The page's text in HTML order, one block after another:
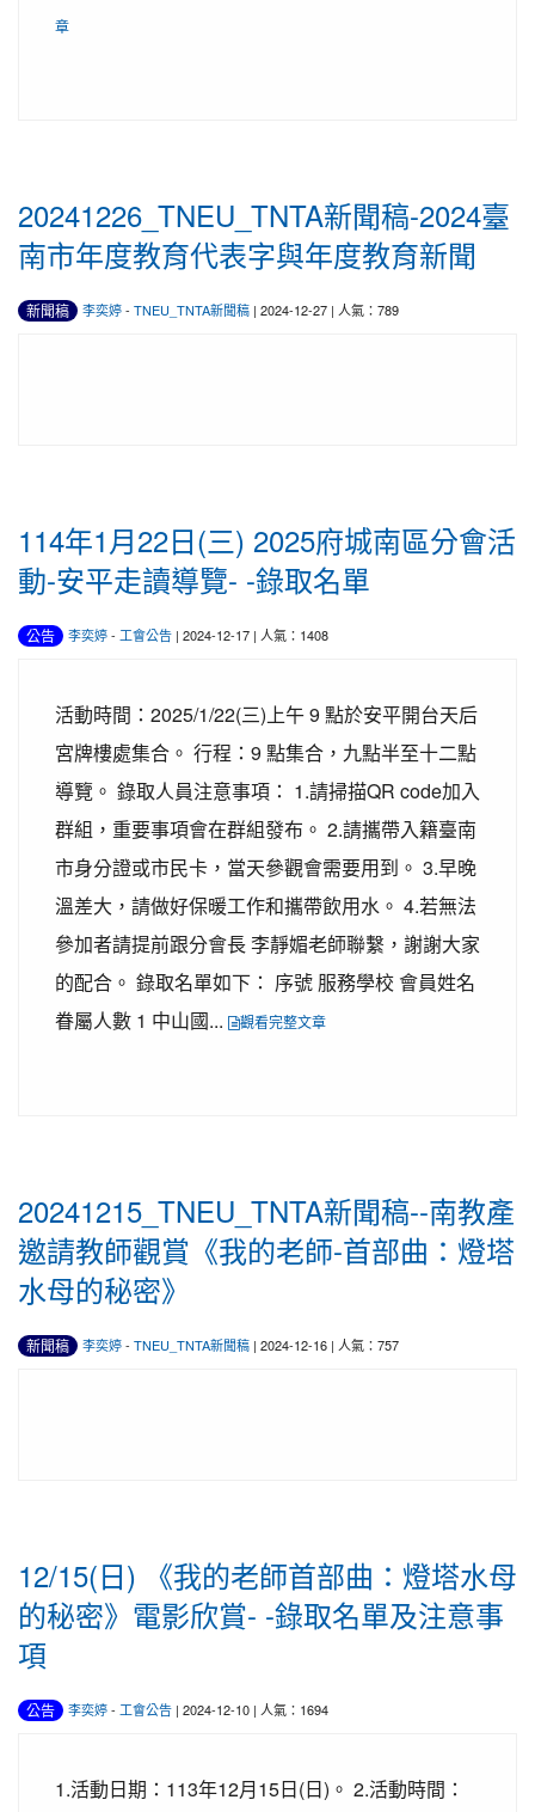
章
20241226_TNEU_TNTA新聞稿-2024臺
南市年度教育代表字與年度教育新聞
新聞稿 李奕婷- TNEU_TNTA新聞稿 | 2024-12-27 | 人氣：789
114年1月22日(三) 2025府城南區分會活
動-安平走讀導覽- -錄取名單
公告 李奕婷- 工會公告 | 2024-12-17 | 人氣：1408
活動時間：2025/1/22(三)上午 9 點於安平開台天后
宮牌樓處集合。 行程：9 點集合，九點半至十二點
導覽。 錄取人員注意事項： 1.請掃描QR code加入
群組，重要事項會在群組發布。 2.請攜帶入籍臺南
市身分證或市民卡，當天參觀會需要用到。 3.早晚
溫差大，請做好保暖工作和攜帶飲用水。 4.若無法
參加者請提前跟分會長 李靜媚老師聯繫，謝謝大家
的配合。 錄取名單如下： 序號 服務學校 會員姓名
眷屬人數 1 中山國...
觀看完整文章
20241215_TNEU_TNTA新聞稿--南教產
邀請教師觀賞《我的老師-首部曲：燈塔
水母的秘密》
新聞稿 李奕婷- TNEU_TNTA新聞稿 | 2024-12-16 | 人氣：757
12/15(日) 《我的老師首部曲：燈塔水母
的秘密》電影欣賞- -錄取名單及注意事
項
公告 李奕婷- 工會公告 | 2024-12-10 | 人氣：1694
1.活動日期：113年12月15日(日)。 2.活動時間：